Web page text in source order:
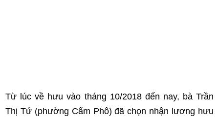
Từ lúc về hưu vào tháng 10/2018 đến nay, bà Trần
Thị Tứ (phường Cẩm Phô) đã chọn nhận lương hưu